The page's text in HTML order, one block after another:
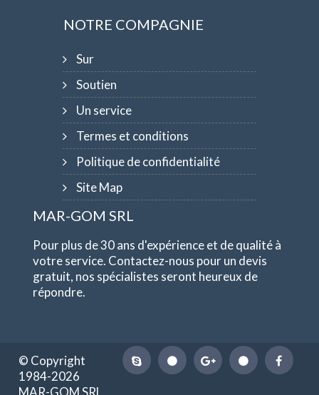
NOTRE COMPAGNIE
Sur
Soutien
Un service
Termes et conditions
Politique de confidentialité
Site Map
MAR-GOM SRL
Pour plus de 30 ans d'expérience et de qualité à
votre service. Contactez-nous pour un devis
gratuit, nos spécialistes seront heureux de
répondre.
© Copyright
1984-2026
MAR-GOM SRL